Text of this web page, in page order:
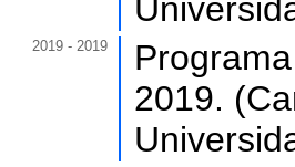
2019 - 2019
2019.